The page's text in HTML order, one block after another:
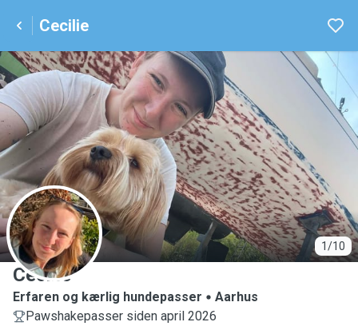
Cecilie
1/10
C
Cecilie
Erfaren og kærlig hundepasser
Aarhus
Pawshakepasser siden april 2026